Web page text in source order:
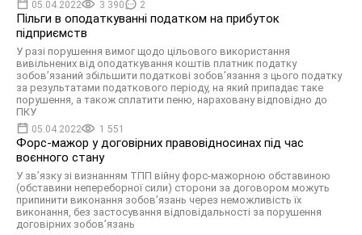
05.04.2022 3 390 2
Пільги в оподаткуванні податком на прибуток
підприємств
У разі порушення вимог щодо цільового використання
вивільнених від оподаткування коштів платник податку
зобов’язаний збільшити податкові зобов’язання з цього податку
за результатами податкового періоду, на який припадає таке
порушення, а також сплатити пеню, нараховану відповідно до
ПКУ
05.04.2022 1 551
Форс-мажор у договірних правовідносинах під час
воєнного стану
У зв’язку зі визнанням ТПП війну форс-мажорною обставиною
(обставини непереборної сили) сторони за договором можуть
припинити виконання зобов’язань через неможливість їх
виконання, без застосування відповідальності за порушення
договірних зобов’язань